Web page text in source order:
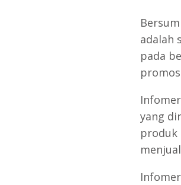
adalah
pada
yang
produk